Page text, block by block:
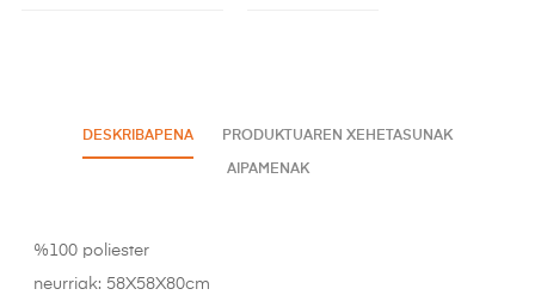
DESKRIBAPENA PRODUKTUAREN XEHETASUNAK
AIPAMENAK
%100 poliester
neurriak: 58X58X80cm